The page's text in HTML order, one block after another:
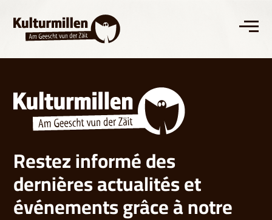
Restez informé des
dernières actualités et
événements grâce à notre